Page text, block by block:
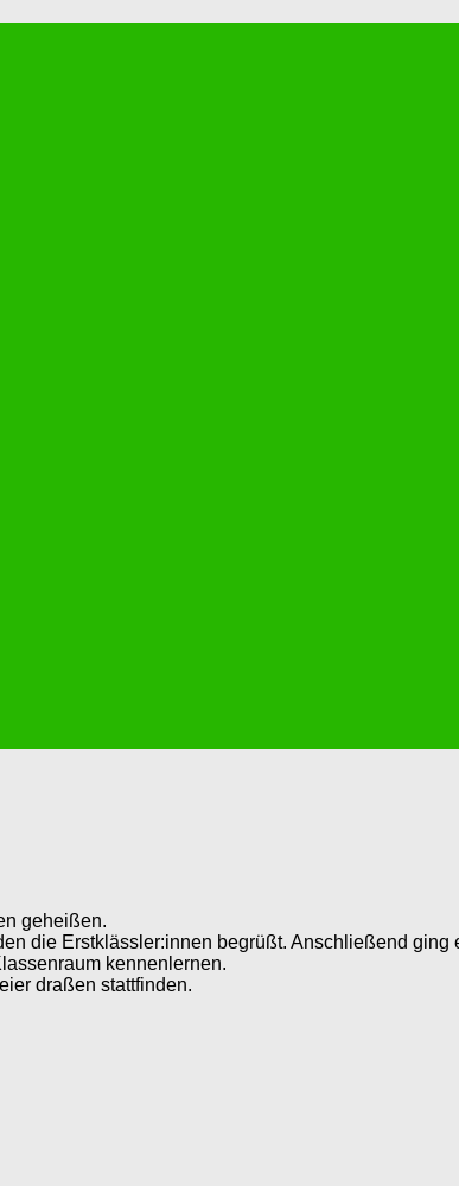
geheißen.
die Erstklässler:innen begrüßt. Anschließend
kennenlernen.
draßen stattfinden.